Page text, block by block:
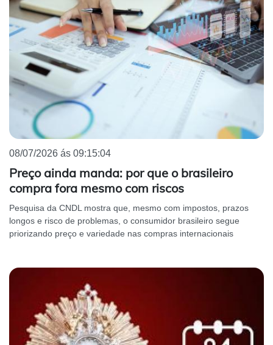
08/07/2026 ás 09:15:04
Preço ainda manda: por que o brasileiro
compra fora mesmo com riscos
Pesquisa da CNDL mostra que, mesmo com impostos, prazos
longos e risco de problemas, o consumidor brasileiro segue
priorizando preço e variedade nas compras internacionais